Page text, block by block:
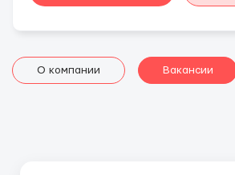
О компании Вакансии